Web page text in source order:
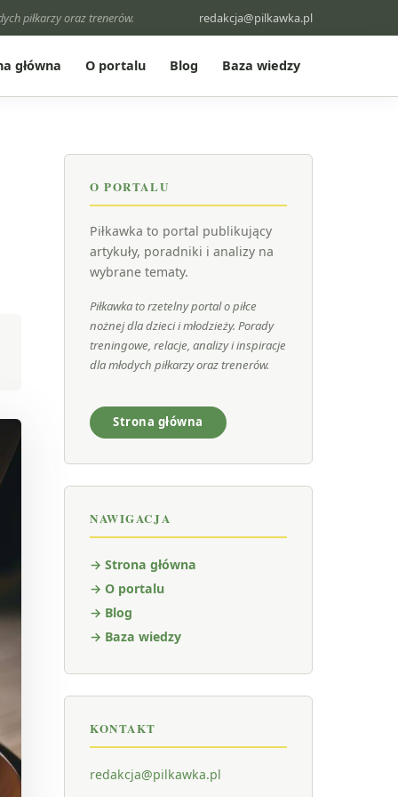
piłkarzy oraz trenerów. redakcja@pilkawka.pl
główna O portalu Blog Baza wiedzy
O PORTALU
Piłkawka to portal publikujący
artykuły, poradniki i analizy na
wybrane tematy.
Piłkawka to rzetelny portal o piłce
nożnej dla dzieci i młodzieży. Porady
treningowe, relacje, analizy i inspiracje
dla młodych piłkarzy oraz trenerów.
Strona główna
NAWIGACJA
→ Strona główna
→ O portalu
→ Blog
→ Baza wiedzy
KONTAKT
redakcja@pilkawka.pl